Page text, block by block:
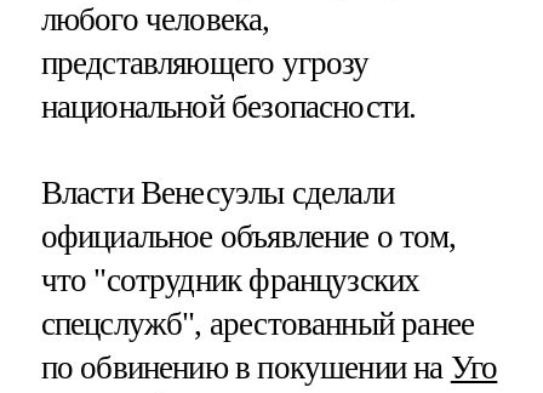
любого человека,
представляющего угрозу
национальной безопасности.
Власти Венесуэлы сделали
официальное объявление о том,
что "сотрудник французских
спецслужб", арестованный ранее
по обвинению в покушении на Уго